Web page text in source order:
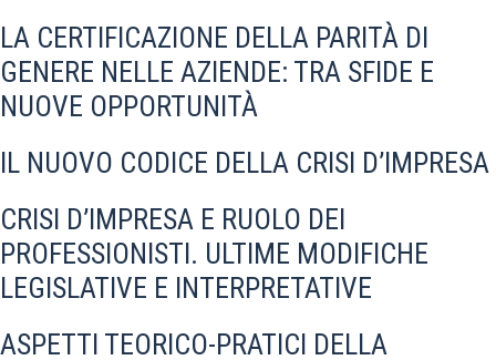
LA CERTIFICAZIONE DELLA PARITÀ DI
GENERE NELLE AZIENDE: TRA SFIDE E
NUOVE OPPORTUNITÀ
IL NUOVO CODICE DELLA CRISI D’IMPRESA
CRISI D’IMPRESA E RUOLO DEI
PROFESSIONISTI. ULTIME MODIFICHE
LEGISLATIVE E INTERPRETATIVE
ASPETTI TEORICO-PRATICI DELLA